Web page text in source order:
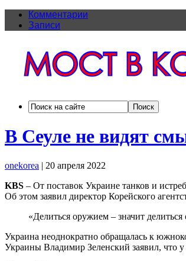
Комментарии
Записи
В Сеуле не видят
onekorea | 20 апреля 2022
KBS – От поставок Украине танков и
Об этом заявил директор Корейского
«Делиться оружием – значит
Украина неоднократно обращалась к
Украины Владимир Зеленский заявил, что у